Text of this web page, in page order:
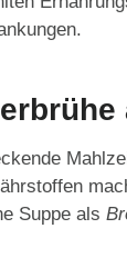
Suppe als